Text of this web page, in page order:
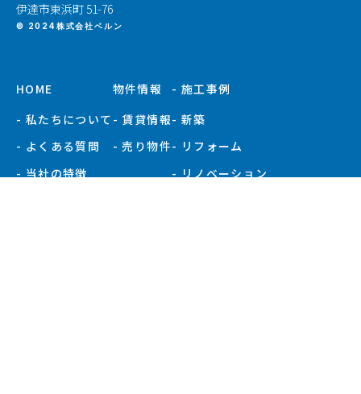
伊達市東浜町 51-76
© 2024株式会社ベルン
HOME
- 私たちについて
- よくある質問
- 当社の特徴
物件情報
- 賃貸情報
- 売り物件
- 施工事例
- 新築
- リフォーム
- リノベーション